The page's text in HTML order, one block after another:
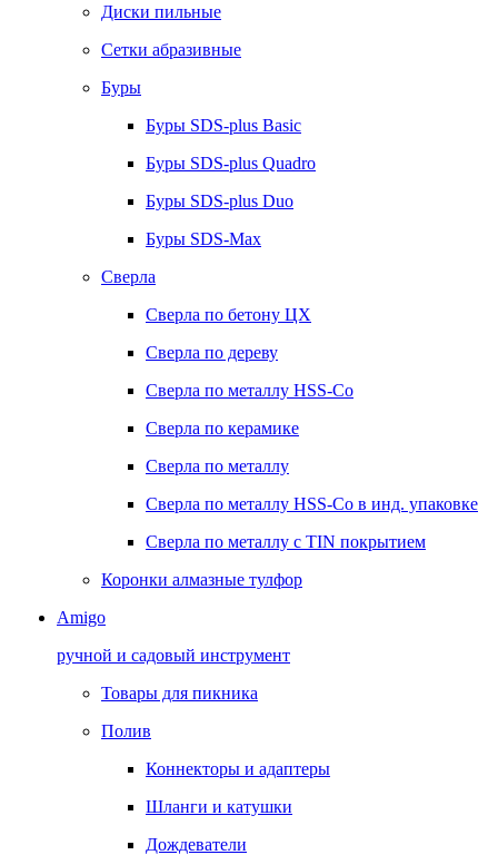
Диски пильные
Сетки абразивные
Буры
Буры SDS-plus Basic
Буры SDS-plus Quadro
Буры SDS-plus Duo
Буры SDS-Max
Сверла
Сверла по бетону ЦХ
Сверла по дереву
Сверла по металлу HSS-Co
Сверла по керамике
Сверла по металлу
Сверла по металлу HSS-Co в инд. упаковке
Сверла по металлу с TIN покрытием
Коронки алмазные тулфор
Amigo
ручной и садовый инструмент
Товары для пикника
Полив
Коннекторы и адаптеры
Шланги и катушки
Дождеватели